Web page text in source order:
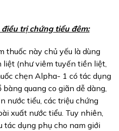
trị chứng tiểu đêm:
thuốc này chủ yếu là dùng
(như viêm tuyến tiền liệt,
chẹn Alpha- 1 có tác dụng
quang co giãn dễ dàng,
nước tiểu, các triệu chứng
xuất nước tiểu. Tuy nhiên,
tác dụng phụ cho nam giới